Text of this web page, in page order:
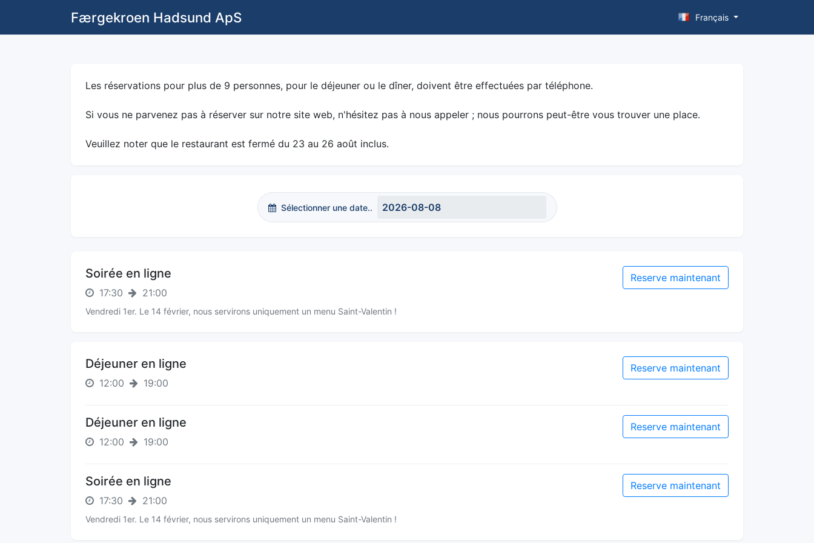
Færgekroen Hadsund ApS Français
Les réservations pour plus de 9 personnes, pour le déjeuner ou le dîner, doivent être effectuées par téléphone.
Si vous ne parvenez pas à réserver sur notre site web, n'hésitez pas à nous appeler ; nous pourrons peut-être vous trouver une place.
Veuillez noter que le restaurant est fermé du 23 au 26 août inclus.
Sélectionner une date..
Soirée en ligne
17:30 21:00
Vendredi 1er. Le 14 février, nous servirons uniquement un menu Saint-Valentin !
Reserve maintenant
Déjeuner en ligne
12:00 19:00
Reserve maintenant
Déjeuner en ligne
12:00 19:00
Reserve maintenant
Soirée en ligne
17:30 21:00
Vendredi 1er. Le 14 février, nous servirons uniquement un menu Saint-Valentin !
Reserve maintenant